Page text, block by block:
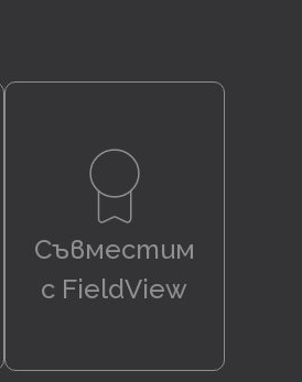
Съвместим
с FieldView